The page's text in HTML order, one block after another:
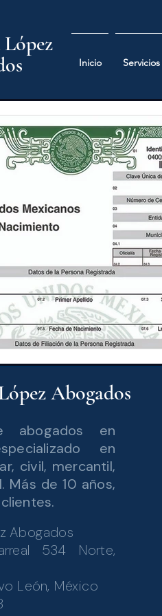
López
Inicio Servicios
Abogados
abogados en
en
civil, mercantil,
Más de 10 años,
Abogados
534 Norte,
León, México